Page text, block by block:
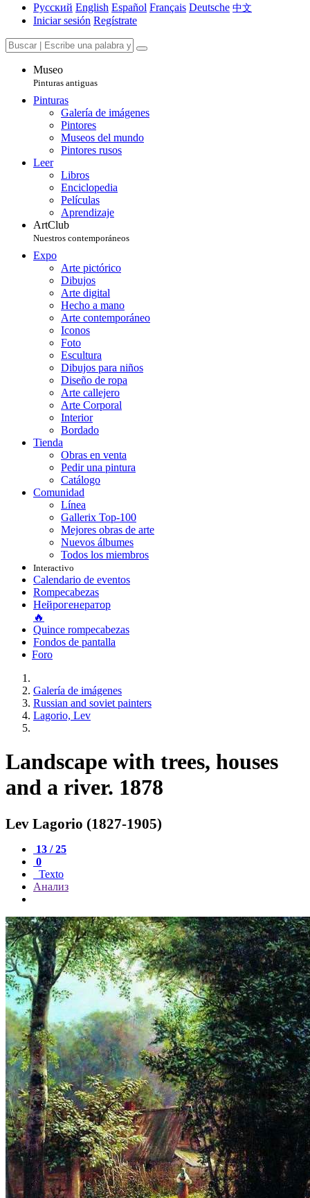
Русский English Español Français Deutsche 中文
Iniciar sesión Regístrate
Museo
Pinturas antiguas
Pinturas
Galería de imágenes
Pintores
Museos del mundo
Pintores rusos
Leer
Libros
Enciclopedia
Películas
Aprendizaje
ArtClub
Nuestros contemporáneos
Expo
Arte pictórico
Dibujos
Arte digital
Hecho a mano
Arte contemporáneo
Iconos
Foto
Escultura
Dibujos para niños
Diseño de ropa
Arte callejero
Arte Corporal
Interior
Bordado
Tienda
Obras en venta
Pedir una pintura
Catálogo
Comunidad
Línea
Gallerix Top-100
Mejores obras de arte
Nuevos álbumes
Todos los miembros
Interactivo
Calendario de eventos
Rompecabezas
Нейрогенератор
🔥
Quince rompecabezas
Fondos de pantalla
Foro
Galería de imágenes
Russian and soviet painters
Lagorio, Lev
Landscape with trees, houses
and a river. 1878
Lev Lagorio (1827-1905)
13 / 25
0
Texto
Анализ